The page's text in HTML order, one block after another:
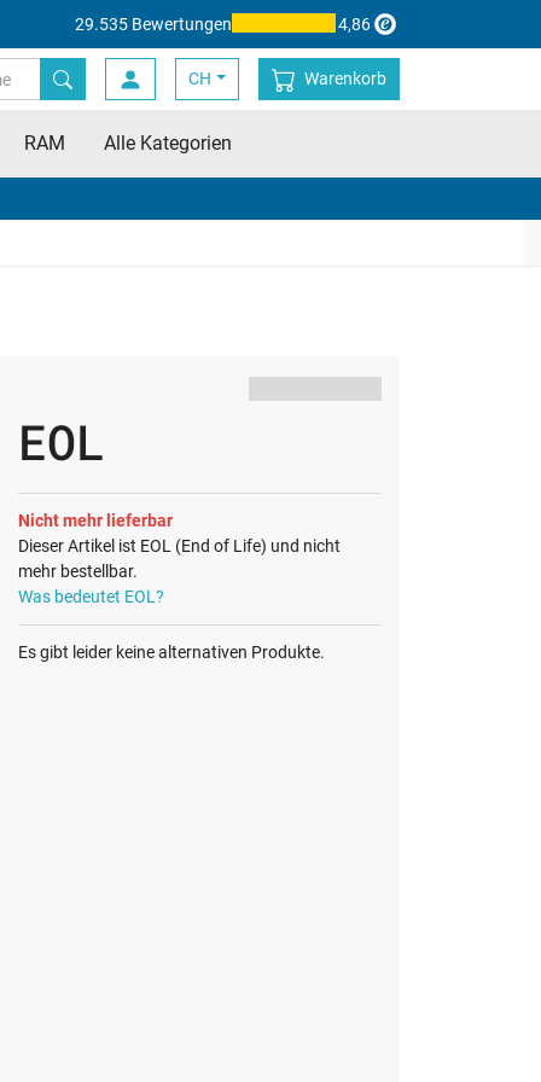
29.535 Bewertungen 4,86
CH Warenkorb
RAM Alle Kategorien
EOL
Nicht mehr lieferbar
Dieser Artikel ist EOL (End of Life) und nicht
mehr bestellbar.
Was bedeutet EOL?
Es gibt leider keine alternativen Produkte.